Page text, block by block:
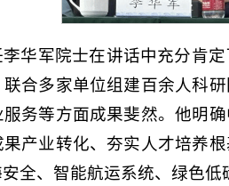
华军院士在讲话中充分肯
合多家单位组建百余人科
服务等方面成果斐然。他明
产业转化、夯实人才培养
全、智能航运系统、绿色低